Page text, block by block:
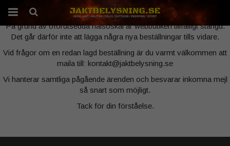
Webbutiken är tillfälligt stängd
På grund av oförutsedda hälsoskäl är webbutiken tillfälligt stängd.
Det går därför inte att lägga några nya beställningar tills vidare.
Vid frågor om en redan lagd beställning är du varmt välkommen att
maila till: kontakt@jaktbelysning.se
Vi hanterar samtliga pågående ärenden och besvarar inkomna mejl
så snart som möjligt.
Tack för din förståelse.